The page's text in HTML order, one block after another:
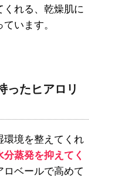
くれる、乾燥肌に
います。
ったヒアロリ
環境を整えてくれ
分蒸発を抑えてく
ロベールで高めて